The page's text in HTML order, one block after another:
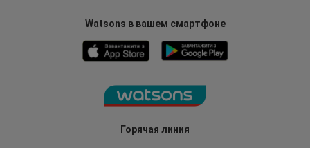
Горячая линия
Watsons в вашем смартфоне